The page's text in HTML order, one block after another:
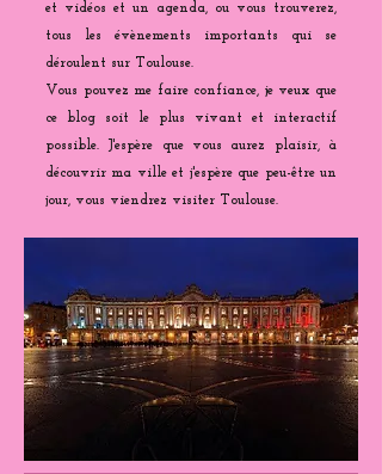
et vidéos et un agenda, ou vous trouverez,
tous les évènements importants qui se
déroulent sur Toulouse.
Vous pouvez me faire confiance, je veux que
ce blog soit le plus vivant et interactif
possible. J'espère que vous aurez plaisir, à
découvrir ma ville et j'espère que peu-être un
jour, vous viendrez visiter Toulouse.